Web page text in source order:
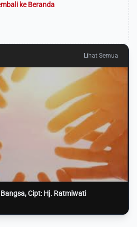
ke Beranda
Lihat Semua
Bangsa, Cipt: Hj. Ratmiwati